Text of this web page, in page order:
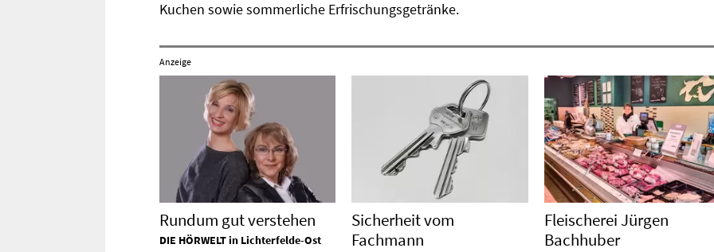
Kuchen sowie sommerliche Erfrischungsgetränke.
Anzeige
Rundum gut verstehen
DIE HÖRWELT in Lichterfelde-Ost
Sicherheit vom
Fachmann
Fleischerei Jürgen
Bachhuber